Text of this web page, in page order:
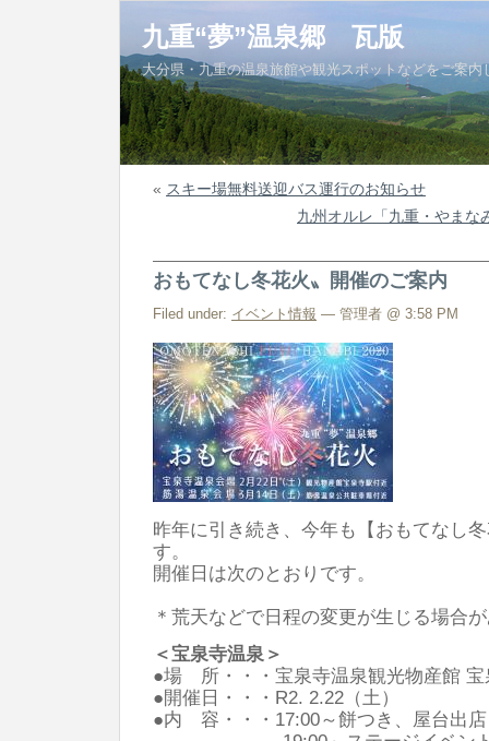
九重“夢”温泉郷 瓦版
大分県・九重の温泉旅館や観光スポットなどをご案内
« スキー場無料送迎バス運行のお知らせ
九州オルレ「九重・やまな
おもてなし冬花火〟開催のご案内
Filed under: イベント情報 — 管理者 @ 3:58 PM
昨年に引き続き、今年も【おもてなし
す。
​開催日は次のとおりです。
＊荒天などで日程の変更が生じる場合
＜宝泉寺温泉＞
●場 所・・・宝泉寺温泉観光物産館 宝
●開催日・・・R2. 2.22（土）
●内 容・・・17:00～餅つき、屋台出店